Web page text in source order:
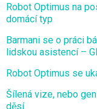
Robot Optimus na
domácí typ
Barmani se o práci
lidskou asistencí –
Robot Optimus se
Šílená vize, nebo
děsí